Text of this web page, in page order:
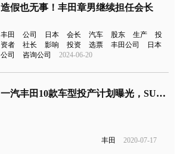
造假也无事！丰田章男继续担任会长
丰田 公司 日本 会长 汽车 股东 生产
投
资者
社长 影响 投资 选票 丰田公司
日本
公司
咨询公司 2024-06-20
一汽丰田10款车型投产计划曝光，SUV市场细分明细
丰田 2020-07-17